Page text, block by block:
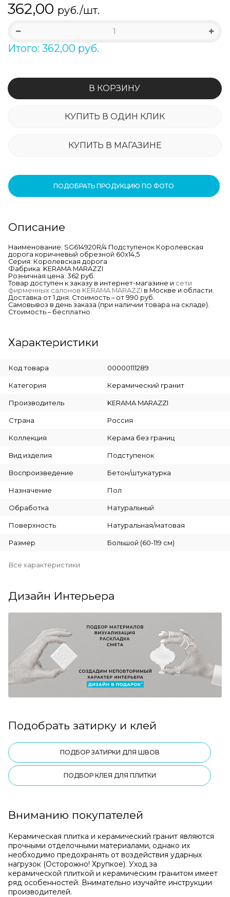
362,00 руб./шт.
Итого: 362,00 руб.
В КОРЗИНУ
КУПИТЬ В ОДИН КЛИК
КУПИТЬ В МАГАЗИНЕ
ПОДОБРАТЬ ПРОДУКЦИЮ ПО ФОТО
Описание
Наименование: SG614920R/4 Подступенок Королевская
дорога коричневый обрезной 60х14,5
Серия: Королевская дорога
Фабрика: KERAMA MARAZZI
Розничная цена: 362 руб.
Товар доступен к заказу в интернет-магазине и сети
фирменных салонов KERAMA MARAZZI в Москве и области.
Доставка от 1 дня. Стоимость – от 990 руб.
Самовывоз в день заказа (при наличии товара на складе).
Стоимость – бесплатно.
Характеристики
Код товара 00000111289
Категория Керамический гранит
Производитель KERAMA MARAZZI
Страна Россия
Коллекция Керама без границ
Вид изделия Подступенок
Воспроизведение Бетон/штукатурка
Назначение Пол
Обработка Натуральный
Поверхность Натуральная/матовая
Размер Большой (60-119 см)
Все характеристики
Дизайн Интерьера
Подобрать затирку и клей
ПОДБОР ЗАТИРКИ ДЛЯ ШВОВ
ПОДБОР КЛЕЯ ДЛЯ ПЛИТКИ
Вниманию покупателей
Керамическая плитка и керамический гранит являются
прочными отделочными материалами, однако их
необходимо предохранять от воздействия ударных
нагрузок (Осторожно! Хрупкое). Уход за
керамической плиткой и керамическим гранитом имеет
ряд особенностей. Внимательно изучайте инструкции
производителей.